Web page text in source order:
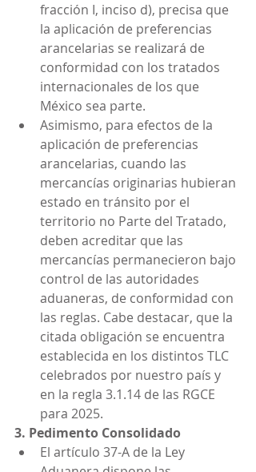
fracción I, inciso d), precisa que
la aplicación de preferencias
arancelarias se realizará de
conformidad con los tratados
internacionales de los que
México sea parte.
Asimismo, para efectos de la
aplicación de preferencias
arancelarias, cuando las
mercancías originarias hubieran
estado en tránsito por el
territorio no Parte del Tratado,
deben acreditar que las
mercancías permanecieron bajo
control de las autoridades
aduaneras, de conformidad con
las reglas. Cabe destacar, que la
citada obligación se encuentra
establecida en los distintos TLC
celebrados por nuestro país y
en la regla 3.1.14 de las RGCE
para 2025.
3. Pedimento Consolidado
El artículo 37-A de la Ley